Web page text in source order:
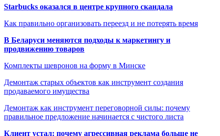
Starbucks оказался в центре крупного скандала
Как правильно организовать переезд и не потерять время
В Беларуси меняются подходы к маркетингу и
продвижению товаров
Комплекты шевронов на форму в Минске
Демонтаж старых объектов как инструмент создания
продаваемого имущества
Демонтаж как инструмент переговорной силы: почему
правильное предложение начинается с чистого листа
Клиент устал: почему агрессивная реклама больше не